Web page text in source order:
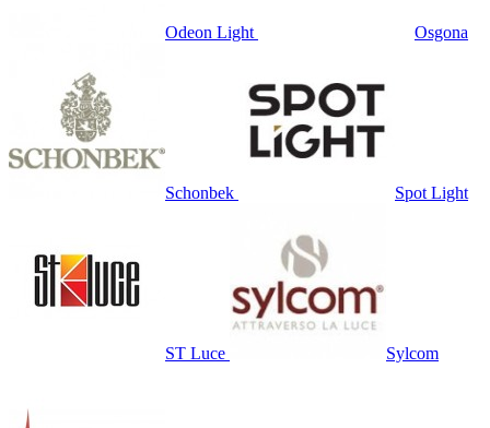
Odeon Light Osgona
Schonbek Spot Light
ST Luce Sylcom